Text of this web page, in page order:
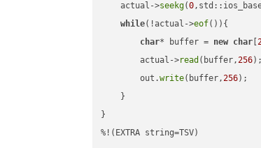
    actual->
seekg(0
while(!actual->eof()){
char* buffer = new char [
        actual->
read (buffer,256);
        out.
write(buffer,256);
    }
}
%!(EXTRA string=TSV)